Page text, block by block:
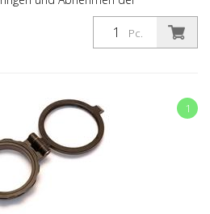
Pc.
Klick. Kein Drehen und Schrauben
1